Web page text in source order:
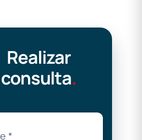
Realizar
consulta.
*